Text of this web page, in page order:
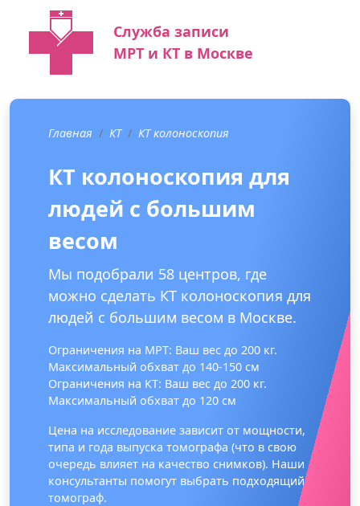
Служба записи
МРТ и КТ в Москве
Главная КТ КТ колоноскопия
КТ колоноскопия для
людей с большим
весом
Мы подобрали 58 центров, где
можно сделать КТ колоноскопия для
людей с большим весом в Москве.
Ограничения на МРТ: Ваш вес до 200 кг.
Максимальный обхват до 140-150 см
Ограничения на КТ: Ваш вес до 200 кг.
Максимальный обхват до 120 см
Цена на исследование зависит от мощности,
типа и года выпуска томографа (что в свою
очередь влияет на качество снимков). Наши
консультанты помогут выбрать подходящий
томограф.